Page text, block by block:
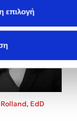
επιλογή
EdD